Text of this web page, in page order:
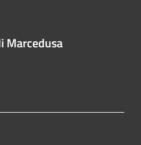
Marcedusa